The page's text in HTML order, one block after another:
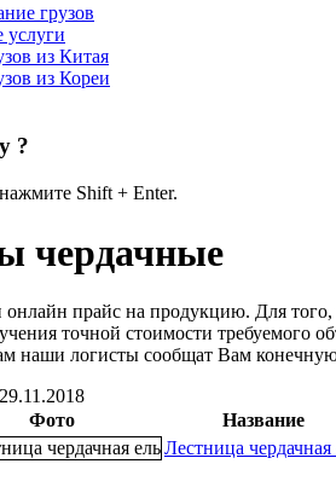
грузов
из Китая
из Кореи
?
Shift + Enter.
чердачные
прайс на продукцию. Для того,
точной стоимости требуемого
наши логисты сообщат Вам
Фото Название
Лестница чердачная